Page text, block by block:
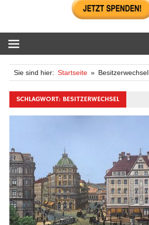
Sie sind hier: Startseite Besitzerwechsel
SCHLAGWORT: BESITZERWECHSEL